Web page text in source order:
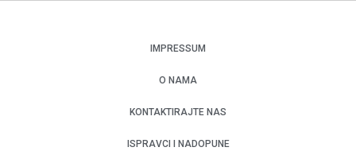
IMPRESSUM
O NAMA
KONTAKTIRAJTE NAS
ISPRAVCI I NADOPUNE